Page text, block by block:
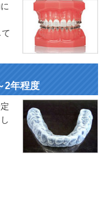
2年程度